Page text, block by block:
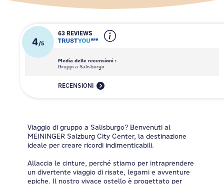
4/5
63 REVIEWS
Media delle recensioni :
Gruppi a Salisburgo
RECENSIONI
Viaggio di gruppo a Salisburgo? Benvenuti al
MEININGER Salzburg City Center, la destinazione
ideale per creare ricordi indimenticabili.
Allaccia le cinture, perché stiamo per intraprendere
un divertente viaggio di risate, legami e avventure
epiche. Il nostro vivace ostello è progettato per